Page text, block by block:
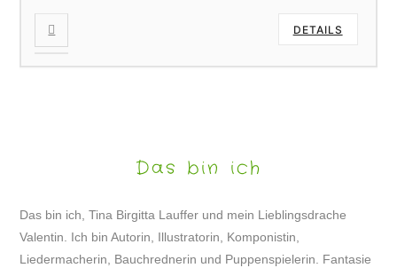
DETAILS
Das bin ich
Das bin ich, Tina Birgitta Lauffer und mein Lieblingsdrache
Valentin. Ich bin Autorin, Illustratorin, Komponistin,
Liedermacherin, Bauchrednerin und Puppenspielerin. Fantasie